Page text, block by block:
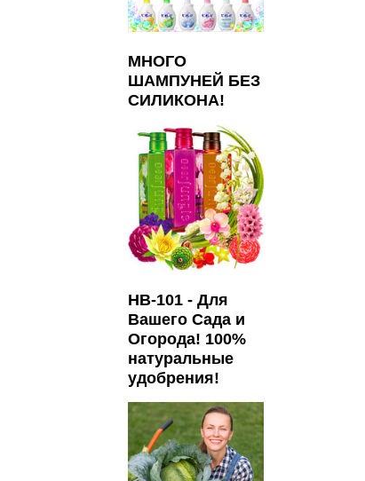
МНОГО
ШАМПУНЕЙ БЕЗ
СИЛИКОНА!
HB-101 - Для
Вашего Сада и
Огорода! 100%
натуральные
удобрения!